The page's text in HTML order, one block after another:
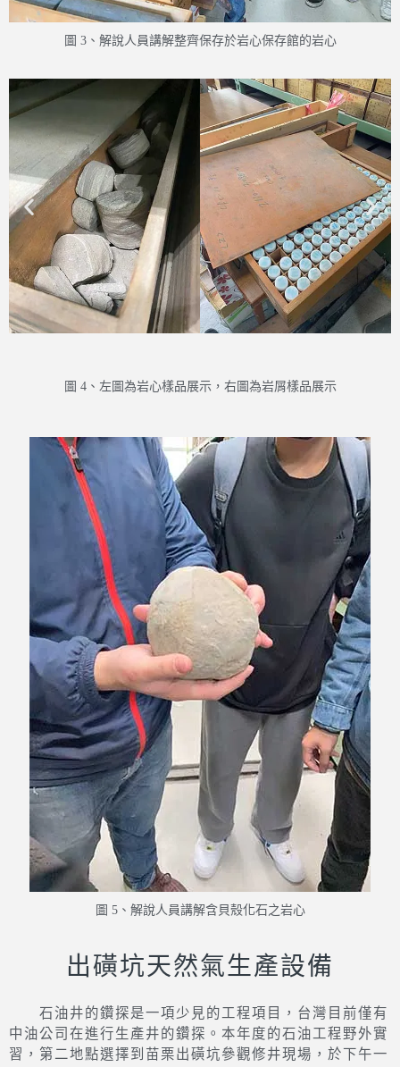
圖 3、解說人員講解整齊保存於岩心保存館的岩心
圖 4、左圖為岩心樣品展示，右圖為岩屑樣品展示
圖 5、解說人員講解含貝殼化石之岩心
出磺坑天然氣生產設備
石油井的鑽探是一項少見的工程項目，台灣目前僅有
中油公司在進行生產井的鑽探。本年度的石油工程野外實
習，第二地點選擇到苗栗出磺坑參觀修井現場，於下午一